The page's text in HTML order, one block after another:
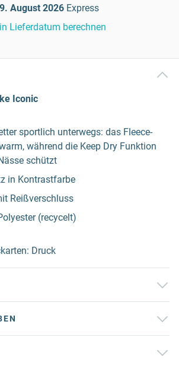
August 2026 Express
Lieferdatum berechnen
Iconic
sportlich unterwegs: das Fleece-
während die Keep Dry Funktion
schützt
in Kontrastfarbe
Reißverschluss
(recycelt)
Druck